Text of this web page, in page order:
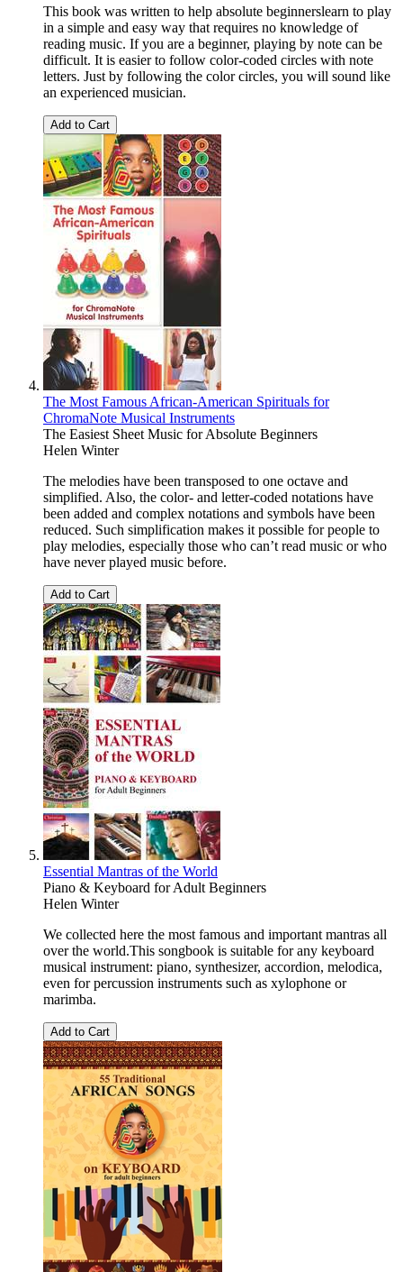
This book was written to help absolute beginnerslearn to play
in a simple and easy way that requires no knowledge of
reading music. If you are a beginner, playing by note can be
difficult. It is easier to follow color-coded circles with note
letters. Just by following the color circles, you will sound like
an experienced musician.
Add to Cart
The Most Famous African-American Spirituals for
ChromaNote Musical Instruments
The Easiest Sheet Music for Absolute Beginners
Helen Winter
The melodies have been transposed to one octave and
simplified. Also, the color- and letter-coded notations have
been added and complex notations and symbols have been
reduced. Such simplification makes it possible for people to
play melodies, especially those who can’t read music or who
have never played music before.
Add to Cart
Essential Mantras of the World
Piano & Keyboard for Adult Beginners
Helen Winter
We collected here the most famous and important mantras all
over the world.This songbook is suitable for any keyboard
musical instrument: piano, synthesizer, accordion, melodica,
even for percussion instruments such as xylophone or
marimba.
Add to Cart